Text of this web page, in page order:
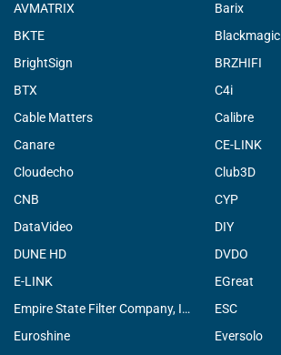
AVMATRIX
Barix
BKTE
Blackmagic
BrightSign
BRZHIFI
BTX
C4i
Cable Matters
Calibre
Canare
CE-LINK
Cloudecho
Club3D
CNB
CYP
DataVideo
DIY
DUNE HD
DVDO
E-LINK
EGreat
Empire State Filter Company, INC.
ESC
Euroshine
Eversolo